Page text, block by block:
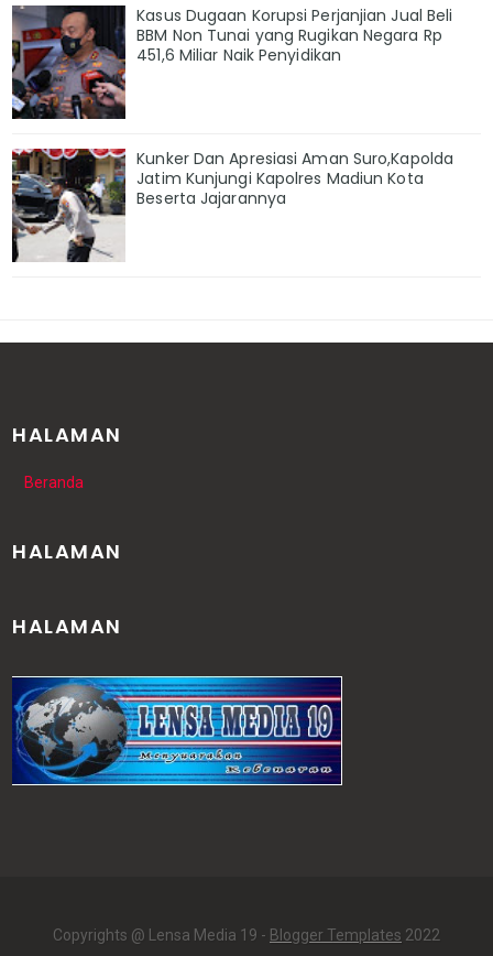
Kasus Dugaan Korupsi Perjanjian Jual Beli
BBM Non Tunai yang Rugikan Negara Rp
451,6 Miliar Naik Penyidikan
Kunker Dan Apresiasi Aman Suro,Kapolda
Jatim Kunjungi Kapolres Madiun Kota
Beserta Jajarannya
HALAMAN
Beranda
HALAMAN
HALAMAN
Copyrights @ Lensa Media 19 - Blogger Templates 2022